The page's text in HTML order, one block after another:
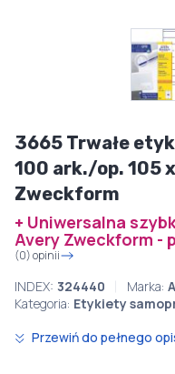
3665 Trwałe
100 ark./op. 105
Zweckform
+ Uniwersalna
Avery Zweckform -
(0) opinii
INDEX: 324440 Marka:
Kategoria: Etykiety
Przewiń do pełnego